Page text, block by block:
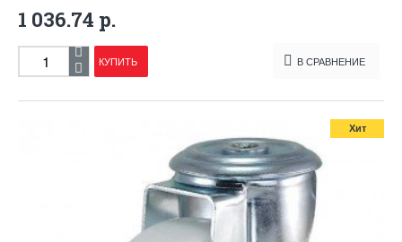
1 036.74 р.
КУПИТЬ В СРАВНЕНИЕ
Хит